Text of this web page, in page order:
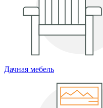
Дачная мебель